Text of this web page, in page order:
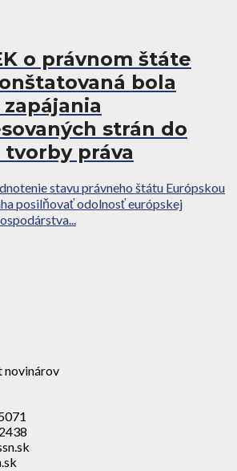
o právnom štáte
bola
strán do
tvorby práva
stavu právneho štátu Európskou
posilňovať odolnosť európskej